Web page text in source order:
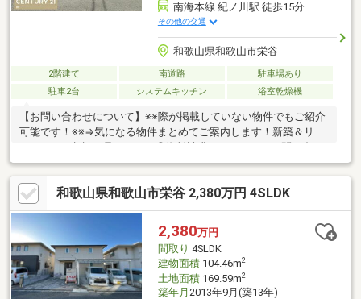
南海本線 紀ノ川駅 徒歩15分
その他の交通
和歌山県和歌山市栄谷
2階建て 南道路
駐車場あり
駐車2台
システムキッチン 浴室乾燥機
【お問い合わせについて】※※際が掲載していない物件でもご紹介
可能です！※※⇒気になる物件まとめてご案内します！新築＆リフ
せは24時間受付中♪◎18時以降のご見学ご相談・オンライン対
応・女性スタッフ対応も可能♪詳細資料のご請求・物件見学のご依
頼はお気軽に「お電話」または「資料請求ボタン」からお問い合
わせください！【住宅ローン相談会開催中】初めてでご不安な
方、各借入限度額を知りたい方資金・支払い計画を立てたい方、
住み替えをお考えの方無料相談受付中です♪お気軽にお電話くださ
い！
和歌山県和歌山市栄谷 2,380万円 4SLDK
2,380万円
間取り 4SLDK
建物面積104.46m2
土地面積169.59m2
築年月 2013年9月(築13年)